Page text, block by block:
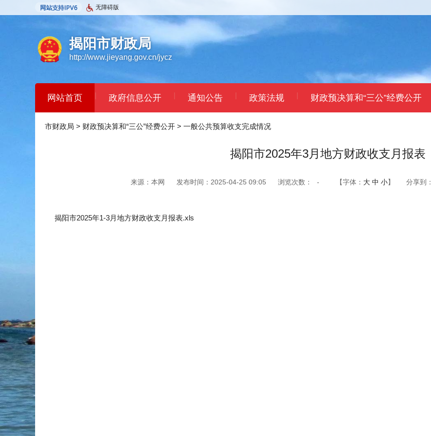
无障碍版
揭阳市财政局
http://www.jieyang.gov.cn/jycz
网站首页 | 政府信息公开 | 通知公告 | 政策法规 | 财政预决算和“三公”经费公开
市财政局 > 财政预决算和“三公”经费公开 > 一般公共预算收支完成情况
揭阳市2025年3月地方财政收支月报表
来源：本网 发布时间：2025-04-25 09:05 浏览次数： - 【字体： 大 中 小】 分享到：
揭阳市2025年1-3月地方财政收支月报表.xls